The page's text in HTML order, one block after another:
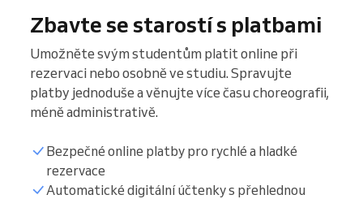
Zbavte se starostí s platbami
Umožněte svým studentům platit online při
rezervaci nebo osobně ve studiu. Spravujte
platby jednoduše a věnujte více času choreografii,
méně administrativě.
Bezpečné online platby pro rychlé a hladké
rezervace
Automatické digitální účtenky s přehlednou